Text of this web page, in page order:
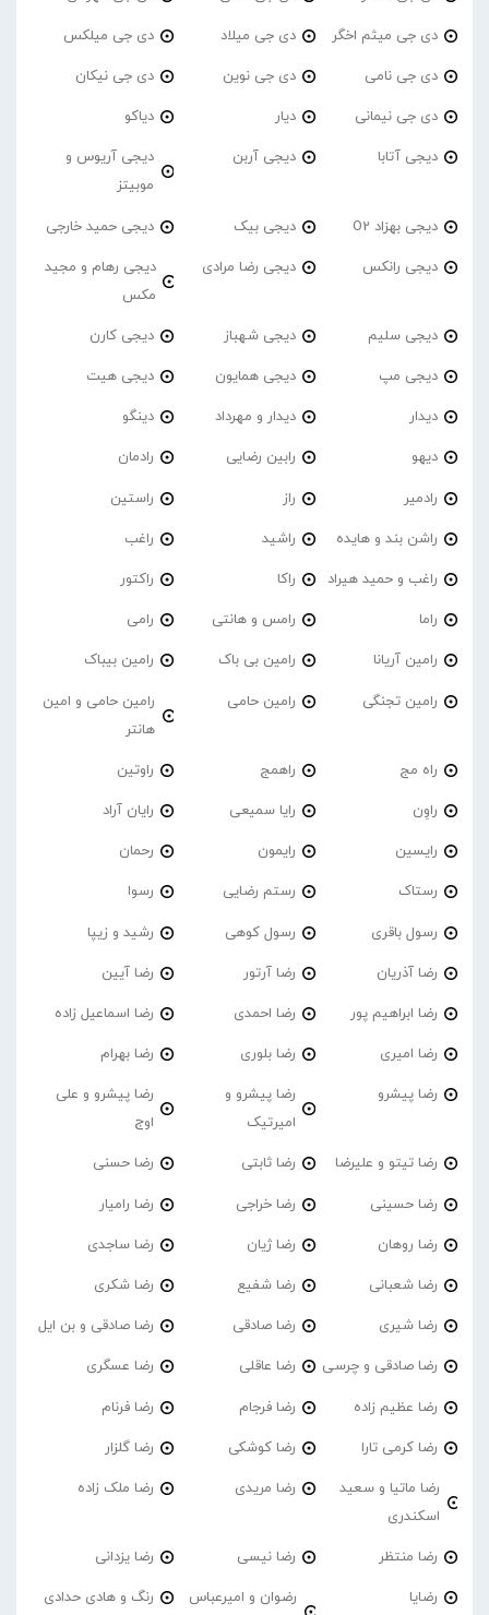
دی جی میثم اخگر دی جی میلاد دی جی میلکس
دی جی نامی دی جی نوین دی جی نیکان
دی جی نیمانی دیار دیاکو
دیجی آتابا دیجی آربن
دیجی آریوس و
موبیتز
دیجی بهزاد O2 دیجی بیک دیجی حمید خارجی
دیجی رانکس دیجی رضا مرادی
دیجی رهام و مجید
مکس
دیجی سلیم دیجی شهباز دیجی کارن
دیجی مپ دیجی همایون دیجی هیت
دیدار دیدار و مهرداد دینگو
دیهو رابین رضایی رادمان
رادمیر راز راستین
راشن بند و هایده راشید راغب
راغب و حمید هیراد راکا راکتور
راما رامس و هانتی رامی
رامین آریانا رامین بی باک رامین بیباک
رامین تجنگی رامین حامی
رامین حامی و امین
هانتر
راه مج راهمج راوتین
راوِن رایا سمیعی رایان آراد
رایسین رایمون رحمان
رستاک رستم رضایی رسوا
رسول باقری رسول کوهی رشید و زیپا
رضا آذریان رضا آرتور رضا آیین
رضا ابراهیم پور رضا احمدی رضا اسماعیل زاده
رضا امیری رضا بلوری رضا بهرام
رضا پیشرو
رضا پیشرو و
امیرتیک
رضا پیشرو و علی
اوج
رضا تیتو و علیرضا رضا ثابتی رضا حسنی
رضا حسینی رضا خراجی رضا رامیار
رضا روهان رضا ژیان رضا ساجدی
رضا شعبانی رضا شفیع رضا شکری
رضا شیری رضا صادقی رضا صادقی و بن ایل
رضا صادقی و چرسی رضا عاقلی رضا عسگری
رضا عظیم زاده رضا فرجام رضا فرنام
رضا کرمی تارا رضا کوشکی رضا گلزار
رضا ماتیا و سعید
اسکندری
رضا مریدی رضا ملک زاده
رضا منتظر رضا نیسی رضا یزدانی
رضایا
رضوان و امیرعباس
رنگ و هادی حدادی